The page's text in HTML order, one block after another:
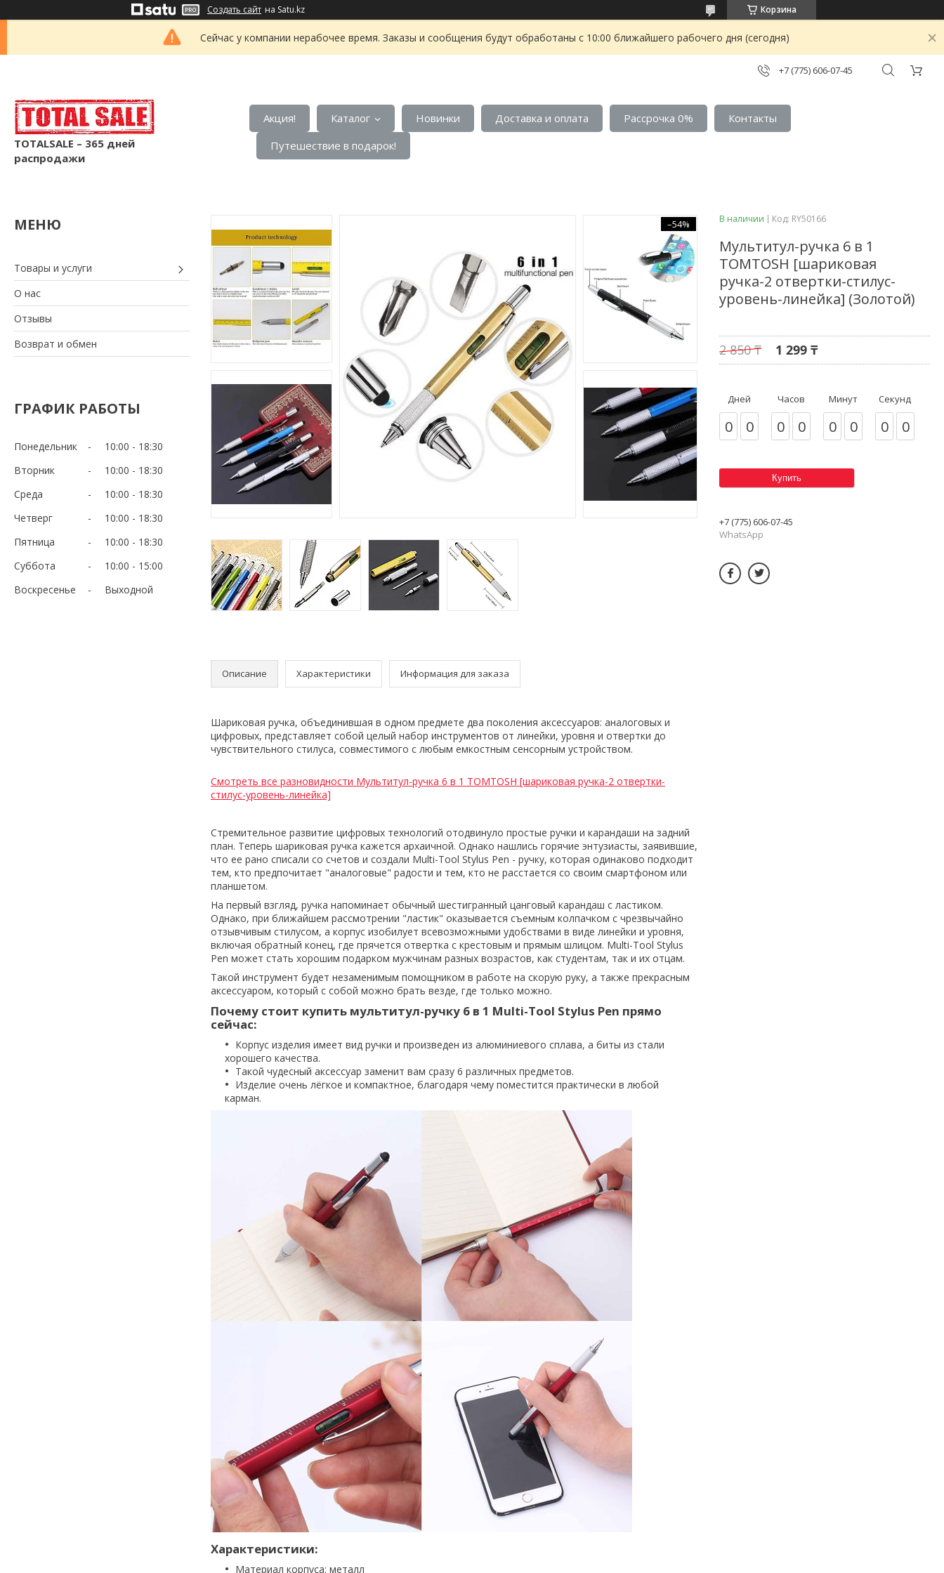
Создать сайт на Satu.kz Корзина
Сейчас у компании нерабочее время. Заказы и сообщения будут обработаны с 10:00 ближайшего рабочего дня (сегодня)
+7 (775) 606-07-45
TOTALSALE – 365 дней
распродажи
Акция! Каталог Новинки Доставка и оплата Рассрочка 0%
Контакты
Путешествие в подарок!
Товары и услуги
О нас
Отзывы
Возврат и обмен
ГРАФИК РАБОТЫ
Понедельник 10:00
18:30
Вторник
10:00
18:30
Среда
10:00
18:30
Четверг
10:00
18:30
Пятница
10:00
18:30
Суббота
10:00
15:00
Воскресенье
Выходной
–54%
Описание Характеристики Информация для заказа
Шариковая ручка, объединившая в одном предмете два поколения аксессуаров: аналоговых и
цифровых, представляет собой целый набор инструментов от линейки, уровня и отвертки до
чувствительного стилуса, совместимого с любым емкостным сенсорным устройством.
Смотреть все разновидности Мультитул-ручка 6 в 1 TOMTOSH [шариковая ручка-2 отвертки-
стилус-уровень-линейка]
Стремительное развитие цифровых технологий отодвинуло простые ручки и карандаши на задний
план. Теперь шариковая ручка кажется архаичной. Однако нашлись горячие энтузиасты, заявившие,
что ее рано списали со счетов и создали Multi-Tool Stylus Pen - ручку, которая одинаково подходит
тем, кто предпочитает "аналоговые" радости и тем, кто не расстается со своим смартфоном или
планшетом.
На первый взгляд, ручка напоминает обычный шестигранный цанговый карандаш с ластиком.
Однако, при ближайшем рассмотрении "ластик" оказывается съемным колпачком с чрезвычайно
отзывчивым стилусом, а корпус изобилует всевозможными удобствами в виде линейки и уровня,
включая обратный конец, где прячется отвертка с крестовым и прямым шлицом. Multi-Tool Stylus
Pen может стать хорошим подарком мужчинам разных возрастов, как студентам, так и их отцам.
Такой инструмент будет незаменимым помощником в работе на скорую руку, а также прекрасным
аксессуаром, который с собой можно брать везде, где только можно.
Почему стоит купить мультитул-ручку 6 в 1 Multi-Tool Stylus Pen прямо
сейчас:
Корпус изделия имеет вид ручки и произведен из алюминиевого сплава, а биты из стали
хорошего качества.
Такой чудесный аксессуар заменит вам сразу 6 различных предметов.
Изделие очень лёгкое и компактное, благодаря чему поместится практически в любой
карман.
Характеристики:
Материал корпуса: металл
В наличии Код: RY50166
Мультитул-ручка 6 в 1
TOMTOSH [шариковая
ручка-2 отвертки-стилус-
уровень-линейка] (Золотой)
2 850 ₸ 1 299 ₸
Дней
0 0
Часов
0 0
Минут
0 0
Секунд
0 0
Купить
+7 (775) 606-07-45
WhatsApp